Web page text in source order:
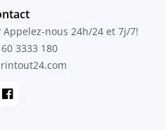
Appelez-nous 24h/24 et 7j/7!
3333 180